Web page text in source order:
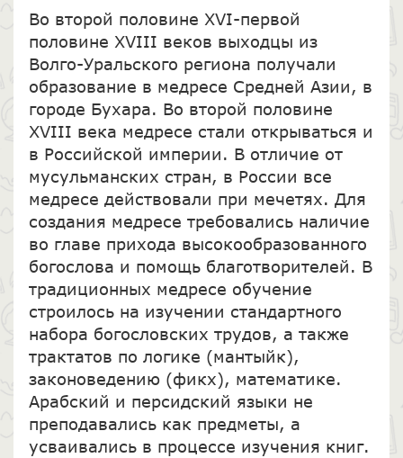
Во второй половине XVI-первой
половине XVIII веков выходцы из
Волго-Уральского региона получали
образование в медресе Средней Азии, в
городе Бухара. Во второй половине
XVIII века медресе стали открываться и
в Российской империи. В отличие от
мусульманских стран, в России все
медресе действовали при мечетях. Для
создания медресе требовались наличие
во главе прихода высокообразованного
богослова и помощь благотворителей. В
традиционных медресе обучение
строилось на изучении стандартного
набора богословских трудов, а также
трактатов по логике (мантыйк),
законоведению (фикх), математике.
Арабский и персидский языки не
преподавались как предметы, а
усваивались в процессе изучения книг.